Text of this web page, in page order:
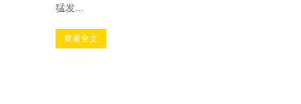
猛发…
查看全文